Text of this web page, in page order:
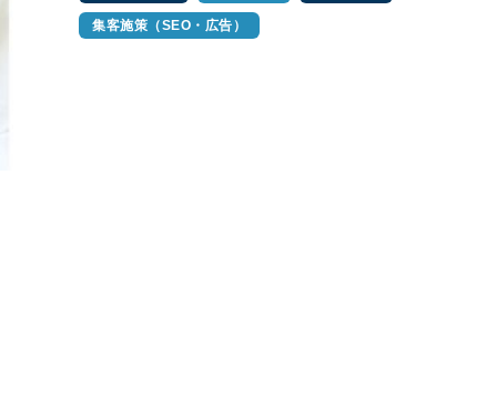
集客施策（SEO・広告）